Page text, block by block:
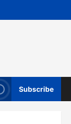
Subscribe